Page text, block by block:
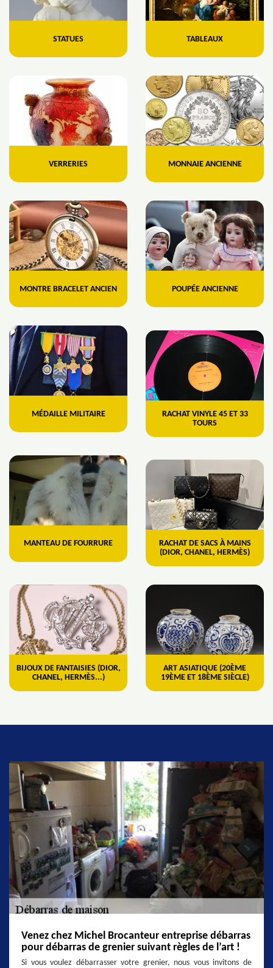
STATUES TABLEAUX
VERRERIES MONNAIE ANCIENNE
MONTRE BRACELET ANCIEN POUPÉE ANCIENNE
MÉDAILLE MILITAIRE
RACHAT VINYLE 45 ET 33
TOURS
MANTEAU DE FOURRURE
RACHAT DE SACS À MAINS
(DIOR, CHANEL, HERMÈS)
BIJOUX DE FANTAISIES (DIOR,
CHANEL, HERMÈS...)
ART ASIATIQUE (20ÈME
19ÈME ET 18ÈME SIÈCLE)
Venez chez Michel Brocanteur entreprise débarras
pour débarras de grenier suivant règles de l’art !
Si vous voulez débarrasser votre grenier, nous vous invitons de